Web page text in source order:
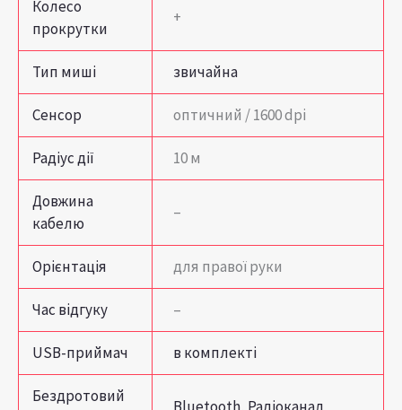
Колесо
прокрутки
+
Тип миші звичайна
Сенсор оптичний / 1600 dpi
Радіус дії 10 м
Довжина
кабелю
–
Орієнтація для правої руки
Час відгуку –
USB-приймач в комплекті
Бездротовий
Bluetooth, Радіоканал